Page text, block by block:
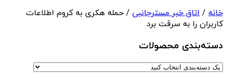
خانه / اتاق خبر مسترجانبی / حمله هکری به کروم اطلاعات
کاربران را به سرقت برد
دسته‌بندی‌ محصولات